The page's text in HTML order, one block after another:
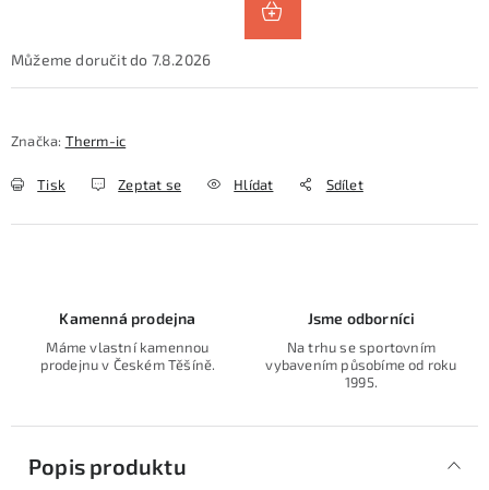
7.8.2026
Značka: Therm-ic
Tisk Zeptat se Hlídat Sdílet
Kamenná prodejna
Máme vlastní kamennou
prodejnu v Českém Těšíně.
Jsme odborníci
Na trhu se sportovním
vybavením působíme od roku
1995.
Popis produktu